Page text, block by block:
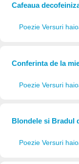
Cafeaua
Poezie Versuri
Conferinta de la
Poezie Versuri
Blondele si Bradul
Poezie Versuri